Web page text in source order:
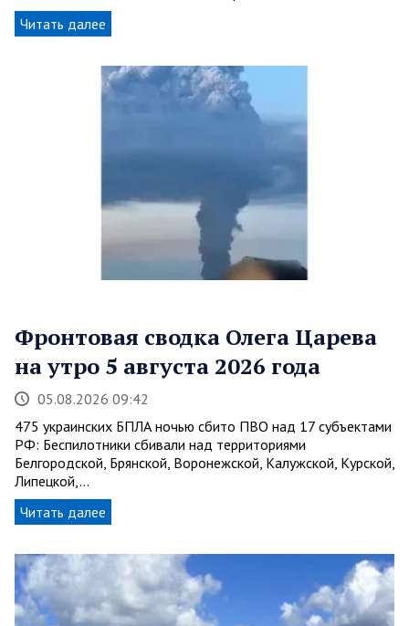
Читать далее
Фронтовая сводка Олега Царева
на утро 5 августа 2026 года
05.08.2026 09:42
475 украинских БПЛА ночью сбито ПВО над 17 субъектами
РФ: Беспилотники сбивали над территориями
Белгородской, Брянской, Воронежской, Калужской, Курской,
Липецкой,…
Читать далее